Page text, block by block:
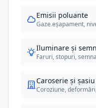
Emisii poluante
Gaze eșapament,
Iluminare și
Faruri, stopuri,
Caroserie și șasiu
Coroziune,